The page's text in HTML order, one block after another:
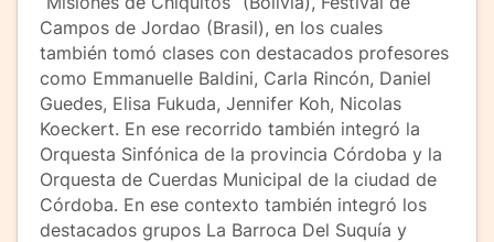
Campos de Jordao (Brasil), en los cuales
también tomó clases con destacados profesores
como Emmanuelle Baldini, Carla Rincón, Daniel
Guedes, Elisa Fukuda, Jennifer Koh, Nicolas
Koeckert. En ese recorrido también integró la
Orquesta Sinfónica de la provincia Córdoba y la
Orquesta de Cuerdas Municipal de la ciudad de
Córdoba. En ese contexto también integró los
destacados grupos La Barroca Del Suquía y